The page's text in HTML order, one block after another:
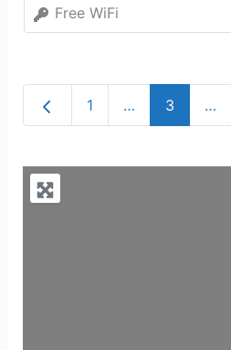
Free WiFi
Newer posts
1 … 3 …